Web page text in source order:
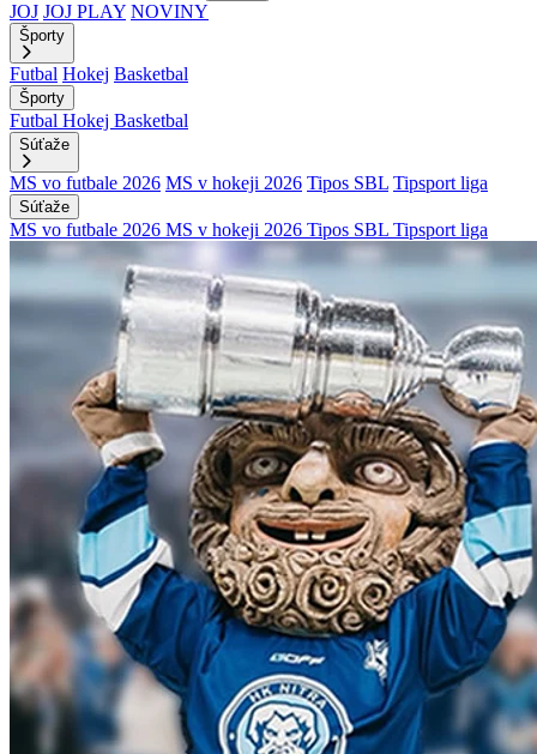
JOJ JOJ PLAY NOVINY
Športy
Futbal Hokej Basketbal
Športy
Futbal Hokej Basketbal
Súťaže
MS vo futbale 2026 MS v hokeji 2026 Tipos SBL Tipsport liga
Súťaže
MS vo futbale 2026 MS v hokeji 2026 Tipos SBL Tipsport liga